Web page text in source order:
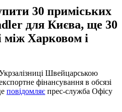
30 приміських
для Києва, ще 30
між Харковом і
Швейцарською
фінансування в обсязі
повідомляє прес-служба Офісу